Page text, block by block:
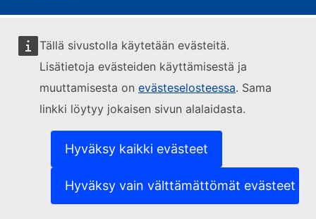
Tällä sivustolla käytetään evästeitä.
Lisätietoja evästeiden käyttämisestä ja
muuttamisesta on evästeselosteessa. Sama
linkki löytyy jokaisen sivun alalaidasta.
Hyväksy kaikki evästeet
Hyväksy vain välttämättömät evästeet